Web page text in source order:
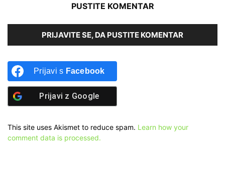
PUSTITE KOMENTAR
PRIJAVITE SE, DA PUSTITE KOMENTAR
Prijavi s Facebook
Prijavi z Google
This site uses Akismet to reduce spam. Learn how your
comment data is processed.